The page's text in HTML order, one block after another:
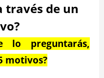
través de un
lo preguntarás,
motivos?